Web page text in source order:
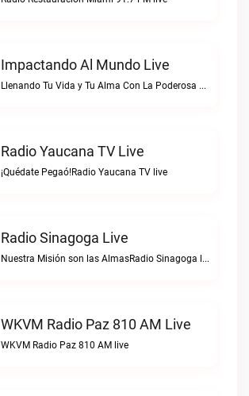
Impactando Al Mundo Live
Llenando Tu Vida y Tu Alma Con La Poderosa Palabra de DiosImpactando Al Mundo live
Radio Yaucana TV Live
¡Quédate Pegaó!Radio Yaucana TV live
Radio Sinagoga Live
Nuestra Misión son las AlmasRadio Sinagoga live
WKVM Radio Paz 810 AM Live
WKVM Radio Paz 810 AM live